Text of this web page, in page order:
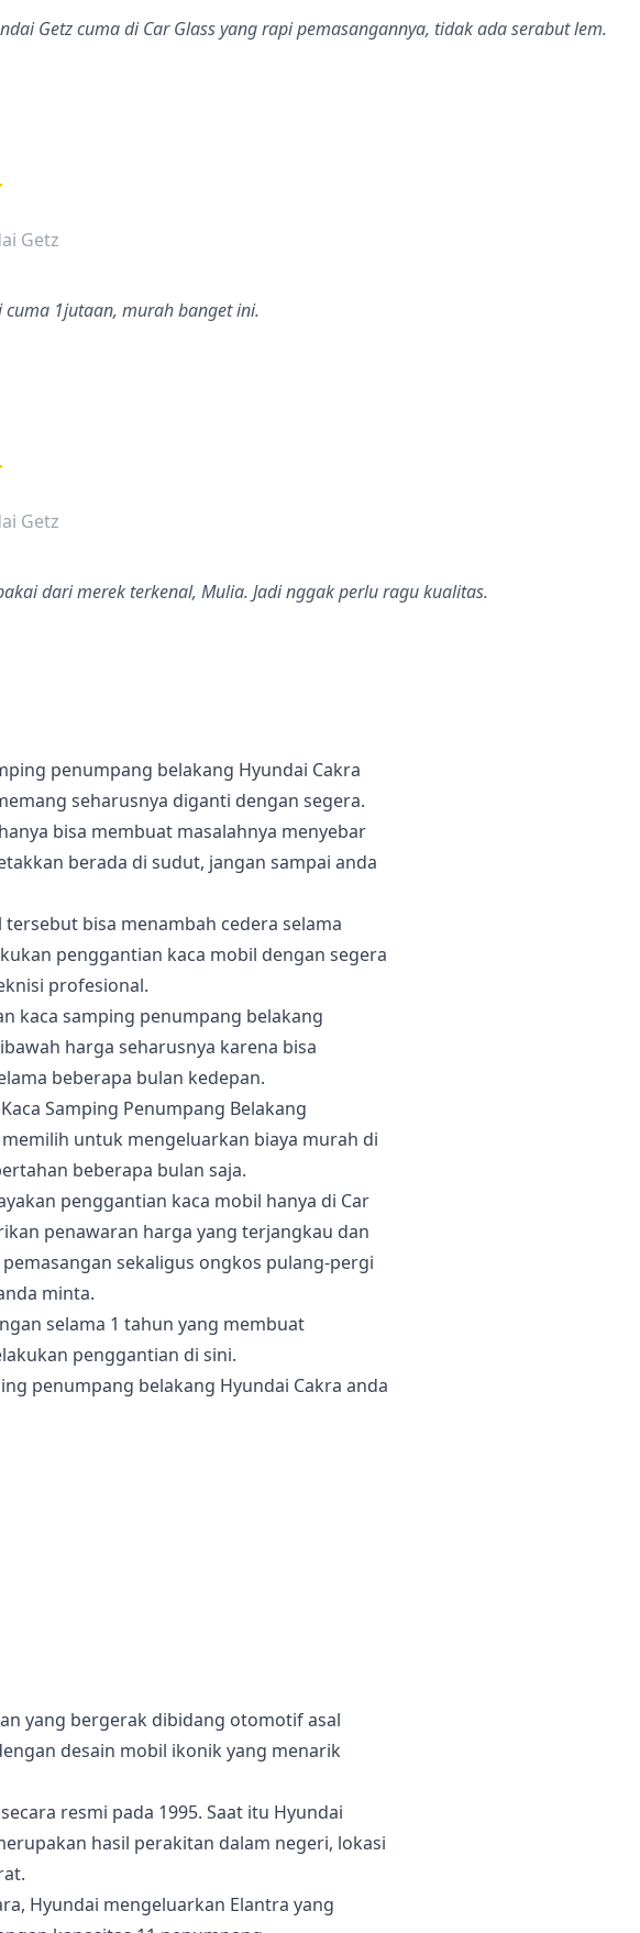
Getz cuma di Car Glass yang rapi pemasangannya, tidak ada serabut lem.
bintang lima
Getz
cuma 1jutaan, murah banget ini.
bintang lima
Getz
dari merek terkenal, Mulia. Jadi nggak perlu ragu kualitas.
penumpang belakang Hyundai Cakra
seharusnya diganti dengan segera.
bisa membuat masalahnya menyebar
berada di sudut, jangan sampai anda
tersebut bisa menambah cedera selama
penggantian kaca mobil dengan segera
profesional.
kaca samping penumpang belakang
harga seharusnya karena bisa
beberapa bulan kedepan.
untuk mengeluarkan biaya murah di
beberapa bulan saja.
penggantian kaca mobil hanya di Car
penawaran harga yang terjangkau dan
sekaligus ongkos pulang-pergi
minta.
selama 1 tahun yang membuat
penggantian di sini.
penumpang belakang Hyundai Cakra anda
yang bergerak dibidang otomotif asal
desain mobil ikonik yang menarik
resmi pada 1995. Saat itu Hyundai
hasil perakitan dalam negeri, lokasi
Hyundai mengeluarkan Elantra yang